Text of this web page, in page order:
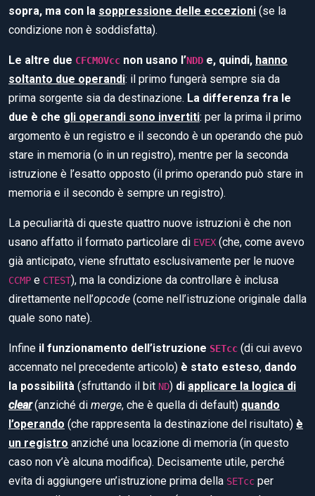
sopra, ma con la soppressione delle eccezioni (se la
condizione non è soddisfatta).
Le altre due CFCMOVcc non usano l’NDD e, quindi, hanno
soltanto due operandi: il primo fungerà sempre sia da
prima sorgente sia da destinazione. La differenza fra le
due è che gli operandi sono invertiti: per la prima il primo
argomento è un registro e il secondo è un operando che può
stare in memoria (o in un registro), mentre per la seconda
istruzione è l’esatto opposto (il primo operando può stare in
memoria e il secondo è sempre un registro).
La peculiarità di queste quattro nuove istruzioni è che non
usano affatto il formato particolare di EVEX (che, come avevo
già anticipato, viene sfruttato esclusivamente per le nuove
CCMP e CTEST), ma la condizione da controllare è inclusa
direttamente nell’opcode (come nell’istruzione originale dalla
quale sono nate).
Infine il funzionamento dell’istruzione SETcc (di cui avevo
accennato nel precedente articolo) è stato esteso, dando
la possibilità (sfruttando il bit ND) di applicare la logica di
clear(anziché di merge, che è quella di default) quando
l’operando (che rappresenta la destinazione del risultato) è
un registro anziché una locazione di memoria (in questo
caso non v’è alcuna modifica). Decisamente utile, perché
evita di aggiungere un’istruzione prima della SETcc per